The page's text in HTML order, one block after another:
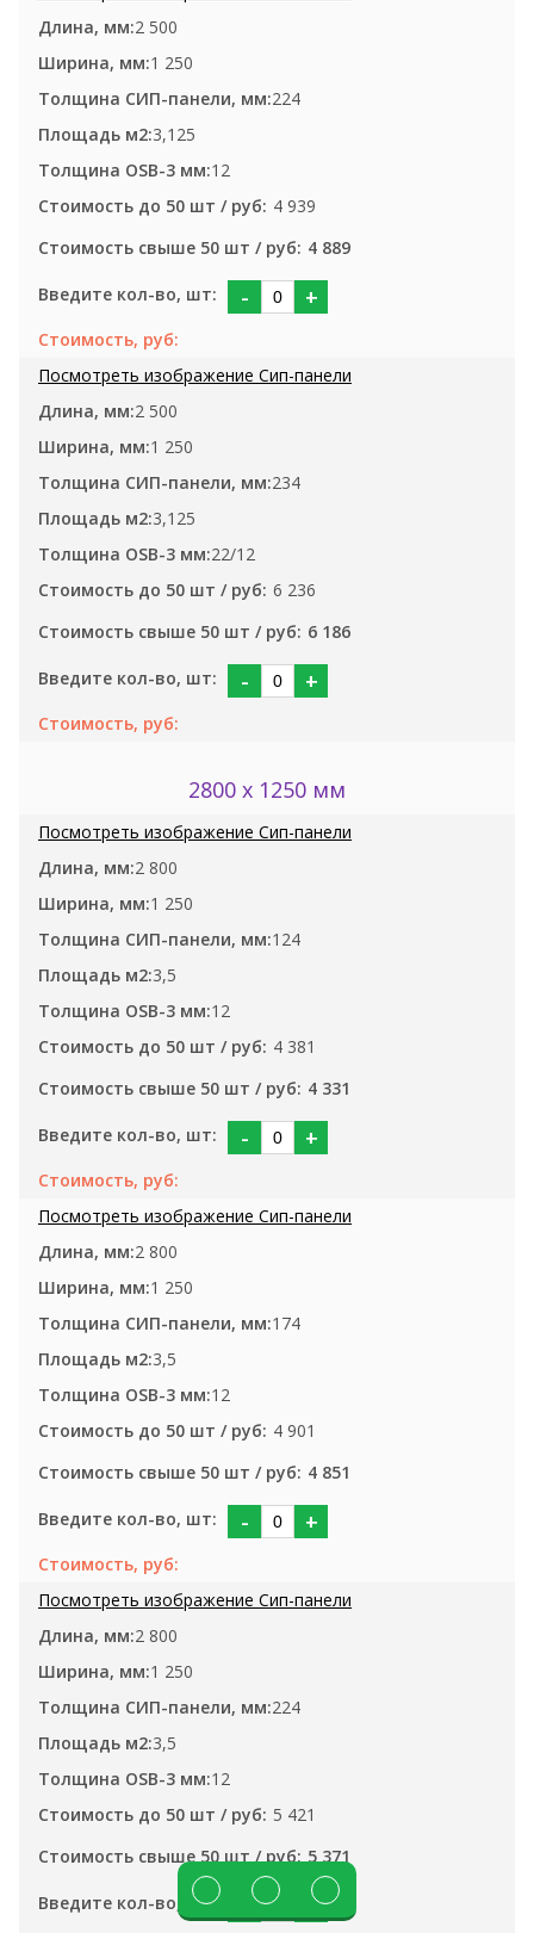
2 500
1 250
224
3,125
12
4 939
4 889
- +
2 500
1 250
234
3,125
22/12
6 236
6 186
- +
2800 x 1250 мм
2 800
1 250
124
3,5
12
4 381
4 331
- +
2 800
1 250
174
3,5
12
4 901
4 851
- +
2 800
1 250
224
3,5
12
5 421
5 371
+